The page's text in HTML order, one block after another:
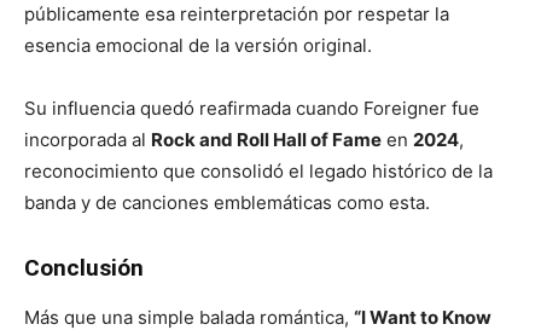
públicamente esa reinterpretación por respetar la
esencia emocional de la versión original.
Su influencia quedó reafirmada cuando Foreigner fue
incorporada al Rock and Roll Hall of Fame en 2024,
reconocimiento que consolidó el legado histórico de la
banda y de canciones emblemáticas como esta.
Conclusión
Más que una simple balada romántica, “I Want to Know